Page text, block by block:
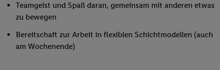
Teamgeist und Spaß daran, gemeinsam mit anderen etwas
zu bewegen
Bereitschaft zur Arbeit in flexiblen Schichtmodellen (auch
am Wochenende)